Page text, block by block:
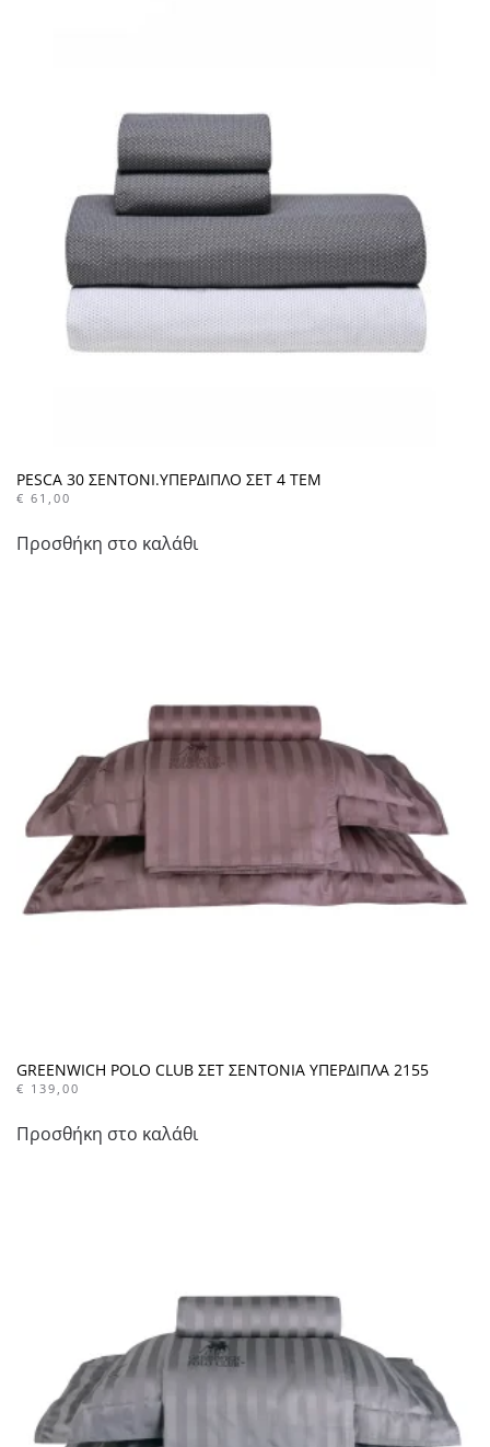
PESCA 30 ΣΕΝΤΟΝΙ.ΥΠΕΡΔΙΠΛΟ ΣΕΤ 4 ΤΕΜ
€ 61,00
Προσθήκη στο καλάθι
GREENWICH POLO CLUB ΣΕΤ ΣΕΝΤΟΝΙΑ ΥΠΕΡΔΙΠΛΑ 2155
€ 139,00
Προσθήκη στο καλάθι